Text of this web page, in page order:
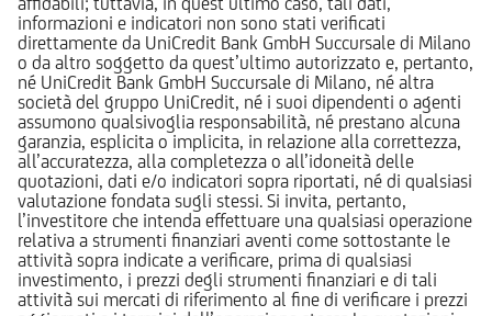
informazioni e indicatori non sono stati verificati
direttamente da UniCredit Bank GmbH Succursale di Milano
o da altro soggetto da quest’ultimo autorizzato e, pertanto,
né UniCredit Bank GmbH Succursale di Milano, né altra
società del gruppo UniCredit, né i suoi dipendenti o agenti
assumono qualsivoglia responsabilità, né prestano alcuna
garanzia, esplicita o implicita, in relazione alla correttezza,
all’accuratezza, alla completezza o all’idoneità delle
quotazioni, dati e/o indicatori sopra riportati, né di qualsiasi
valutazione fondata sugli stessi. Si invita, pertanto,
l’investitore che intenda effettuare una qualsiasi operazione
relativa a strumenti finanziari aventi come sottostante le
attività sopra indicate a verificare, prima di qualsiasi
investimento, i prezzi degli strumenti finanziari e di tali
attività sui mercati di riferimento al fine di verificare i prezzi